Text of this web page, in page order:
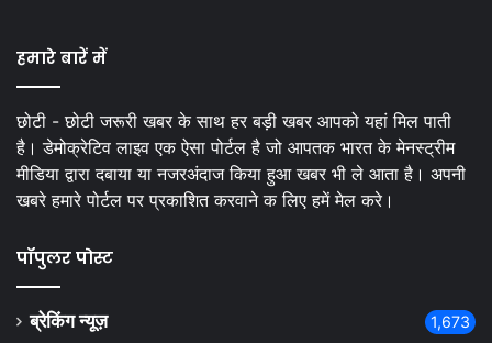
हमारे बारें में
छोटी - छोटी जरूरी खबर के साथ हर बड़ी खबर आपको यहां मिल पाती
है। डेमोक्रेटिव लाइव एक ऐसा पोर्टल है जो आपतक भारत के मेनस्ट्रीम
मीडिया द्वारा दबाया या नजरअंदाज किया हुआ खबर भी ले आता है। अपनी
खबरे हमारे पोर्टल पर प्रकाशित करवाने क लिए हमें मेल करे।
पॉपुलर पोस्ट
ब्रेकिंग न्यूज़ 1,673